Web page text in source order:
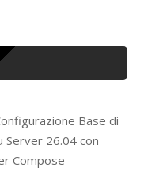
Base di
Server 26.04 con
Compose